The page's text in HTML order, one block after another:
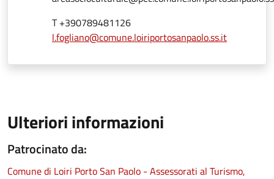
T +390789481126
l.fogliano@comune.loiriportosanpaolo.ss.it
Ulteriori informazioni
Patrocinato da:
Comune di Loiri Porto San Paolo - Assessorati al Turismo,